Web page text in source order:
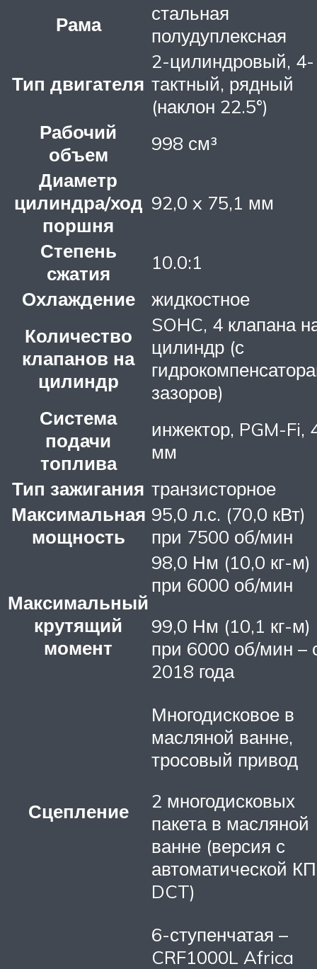
Рама
стальная
полудуплексная
Тип двигателя
2-цилиндровый, 4-
тактный, рядный
(наклон 22.5°)
Рабочий
объем
998 см³
Диаметр
цилиндра/ход
поршня
92,0 x 75,1 мм
Степень
сжатия
10.0:1
Охлаждение
жидкостное
Количество
клапанов на
цилиндр
SOHC, 4 клапана
цилиндр (с
зазоров)
Система
подачи
топлива
инжектор, PGM-Fi,
мм
Тип зажигания транзисторное
Максимальная
мощность
95,0 л.с. (70,0 кВт)
при 7500 об/мин
Максимальный
крутящий
момент
98,0 Нм (10,0 кг-м)
при 6000 об/мин
99,0 Нм (10,1 кг-м)
при 6000 об/мин –
2018 года
Сцепление
Многодисковое в
масляной ванне,
тросовый привод
2 многодисковых
пакета в масляной
ванне (версия с
автоматической
DCT)
6-ступенчатая –
CRF1000L Africa